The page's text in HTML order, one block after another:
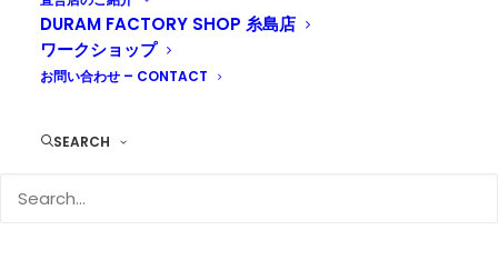
DURAM FACTORY SHOP 糸島店
ワークショップ
お問い合わせ – CONTACT
SEARCH